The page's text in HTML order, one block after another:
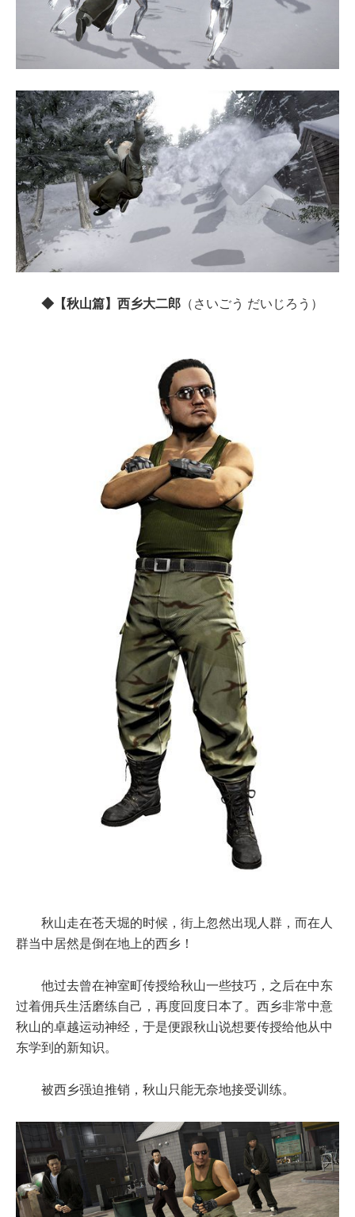
◆【秋山篇】西乡大二郎 （さいごう だいじろう）
秋山走在苍天堀的时候，街上忽然出现人群，而在人
群当中居然是倒在地上的西乡！
他过去曾在神室町传授给秋山一些技巧，之后在中东
过着佣兵生活磨练自己，再度回度日本了。西乡非常中意
秋山的卓越运动神经，于是便跟秋山说想要传授给他从中
东学到的新知识。
被西乡强迫推销，秋山只能无奈地接受训练。